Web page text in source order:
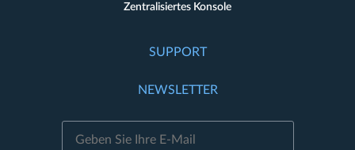
Zentralisiertes Konsole
SUPPORT
NEWSLETTER